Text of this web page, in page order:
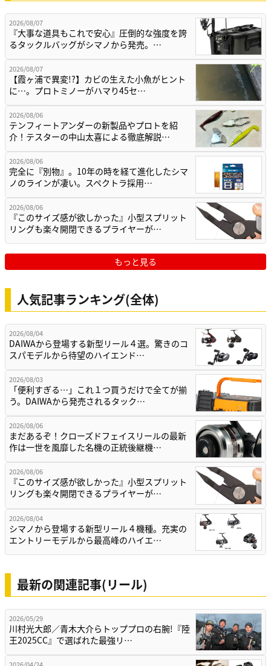
2026/08/07
『大事な道具もこれで安心』圧倒的な強度を誇
るタックルバッグがシマノから発売。…
2026/08/07
【霞ヶ浦で異変!?】カビの生えた小魚がヒント
に…。プロトミノーがハマり45セ…
2026/08/06
テンフィートアンダーの新製品やプロトを紹
介！テスターの中山太喜による徹底解説…
2026/08/06
完全に『別物』。10年の時を経て進化したシマ
ノのラインが凄い。スペクトラ採用…
2026/08/06
『このサイズ感が欲しかった』小型スプリット
リングも楽々開閉できるプライヤーが…
もっと見る
人気記事ランキング(全体)
2026/08/04
DAIWAから登場する新型リール４選。驚きのコ
スパモデルから待望のハイエンド…
2026/08/03
「便利すぎる…」これ１つ買うだけで全てが揃
う。DAIWAから発売されるタック…
2026/08/06
まだあるぞ！クローズドフェイスリールの最新
作は一世を風靡した名機の正統後継機…
2026/08/06
『このサイズ感が欲しかった』小型スプリット
リングも楽々開閉できるプライヤーが…
2026/08/04
シマノから登場する新型リール４機種。充実の
エントリーモデルから最高峰のハイエ…
最新の関連記事(リール)
2026/05/29
川村光大郎／青木大介らトッププロの右腕!『陸
王2025CC』で選ばれた最強リ…
2026/04/24